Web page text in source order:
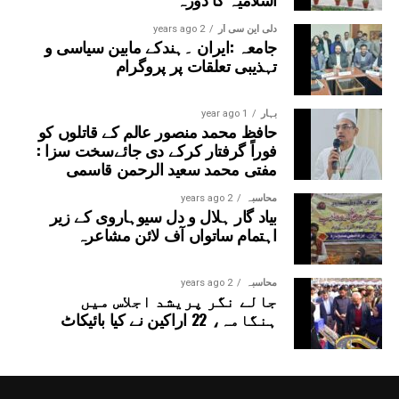
دلی این سی آر 2 years ago
جامعہ :ایران ۔ہندکے مابین سیاسی و
تہذیبی تعلقات پر پروگرام
بہار 1 year ago
حافظ محمد منصور عالم کے قاتلوں کو
فوراً گرفتار کرکے دی جائےسخت سزا :
مفتی محمد سعید الرحمن قاسمی
محاسبہ 2 years ago
بیاد گار ہلال و دل سیوہاروی کے زیر
اہتمام ساتواں آف لائن مشاعرہ
محاسبہ 2 years ago
جالے نگر پریشد اجلاس میں
ہنگامہ، 22 اراکین نے کیا بائیکاٹ